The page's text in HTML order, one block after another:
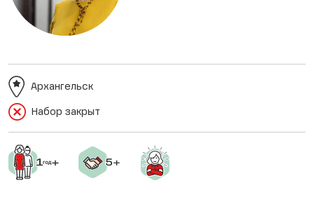
Набор закрыт
Архангельск